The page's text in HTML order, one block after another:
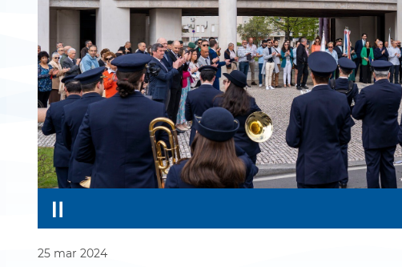
25 mar 2024